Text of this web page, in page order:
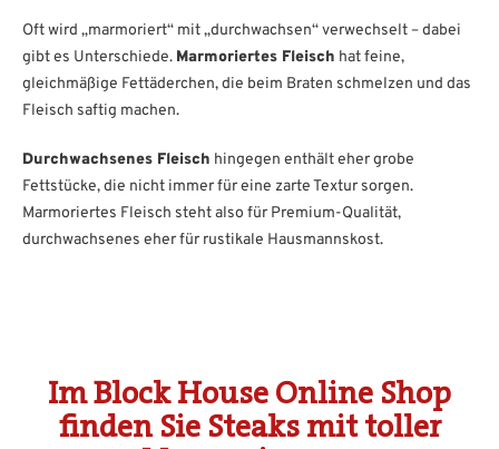
Oft wird „marmoriert“ mit „durchwachsen“ verwechselt – dabei
gibt es Unterschiede. Marmoriertes Fleisch hat feine,
gleichmäßige Fettäderchen, die beim Braten schmelzen und das
Fleisch saftig machen.
Durchwachsenes Fleisch hingegen enthält eher grobe
Fettstücke, die nicht immer für eine zarte Textur sorgen.
Marmoriertes Fleisch steht also für Premium-Qualität,
durchwachsenes eher für rustikale Hausmannskost.
Im Block House Online Shop
finden Sie Steaks mit toller